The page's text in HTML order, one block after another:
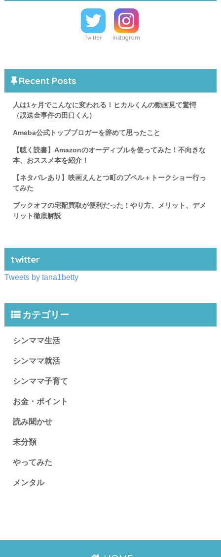
Twitter Instagram
Recent Posts
人は1ヶ月でこんなに変われる！ヒカルくんの動画見て驚愕
（誤送金事件の田口くん）
Ameba公式トップブロガーを辞めて思ったこと
【聴く読書】Amazonのオーディブルを使ってみた！不向きな
本、おススメ本を紹介！
【ネタバレあり】映画えんとつ町のプペル＋トークショー行っ
てみた
ブックオフの宅配買取が便利だった！やり方、メリット、デメ
リット徹底解説
twitter
Tweets by tana1betty
カテゴリー
シンママ生活
シンママ就活
シンママ子育て
お金・ポイント
読み聞かせ
未分類
やってみた
メンタル